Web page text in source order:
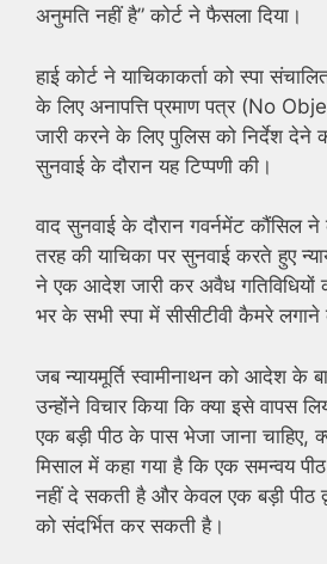
अनुमति नहीं है” कोर्ट ने फैसला दिया।
हाई कोर्ट ने याचिकाकर्ता को स्पा
के लिए अनापत्ति प्रमाण पत्र (No
जारी करने के लिए पुलिस को निर्देश देने
सुनवाई के दौरान यह टिप्पणी की।
वाद सुनवाई के दौरान गवर्नमेंट कौंसिल ने
तरह की याचिका पर सुनवाई करते हुए
ने एक आदेश जारी कर अवैध गतिविधियों
भर के सभी स्पा में सीसीटीवी कैमरे लगाने
जब न्यायमूर्ति स्वामीनाथन को आदेश के
उन्होंने विचार किया कि क्या इसे वापस
एक बड़ी पीठ के पास भेजा जाना चाहिए,
मिसाल में कहा गया है कि एक समन्वय पीठ
नहीं दे सकती है और केवल एक बड़ी पीठ
को संदर्भित कर सकती है।